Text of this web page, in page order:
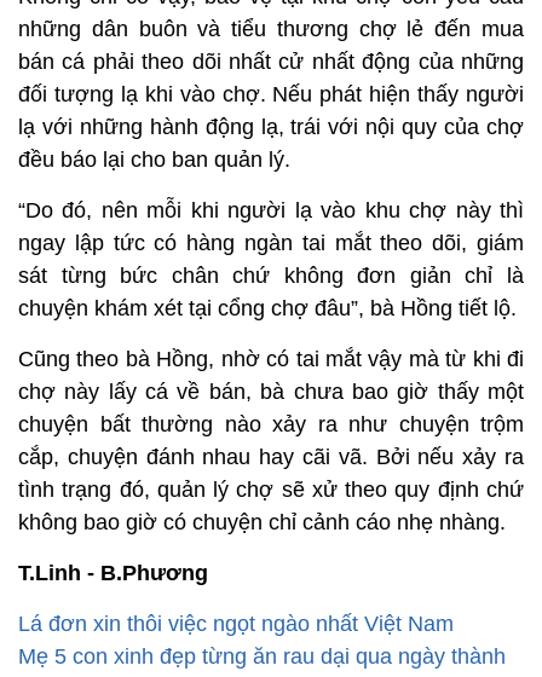
bảo vệ chợ làm như vậy để nhớ mặt các tiểu
thương, đồng thời, nhớ được đặc điểm của mỗi
người để kiểm soát tốt hơn, tránh nhầm lẫn với
những người lạ vào chợ mua hàng.
Bảo vệ nơi đây còn có “lưu hồ sơ” của từng dân
buôn, tiểu thương chợ lẻ đến lấy hàng vào trong
đầu họ. Theo đó, ai buôn bán mặt hàng gì, đi xe
máy loại nào, màu gì, giờ giấc tới chợ lấy hàng họ
đều thuộc và nắm trong lòng bàn tay.
Không chỉ có vậy, bảo vệ tại khu chợ còn yêu cầu
những dân buôn và tiểu thương chợ lẻ đến mua
bán cá phải theo dõi nhất cử nhất động của những
đối tượng lạ khi vào chợ. Nếu phát hiện thấy người
lạ với những hành động lạ, trái với nội quy của chợ
đều báo lại cho ban quản lý.
ngay lập tức có hàng ngàn tai mắt theo dõi, giám
sát từng bức chân chứ không đơn giản chỉ là
chuyện khám xét tại cổng chợ đâu”, bà Hồng tiết lộ.